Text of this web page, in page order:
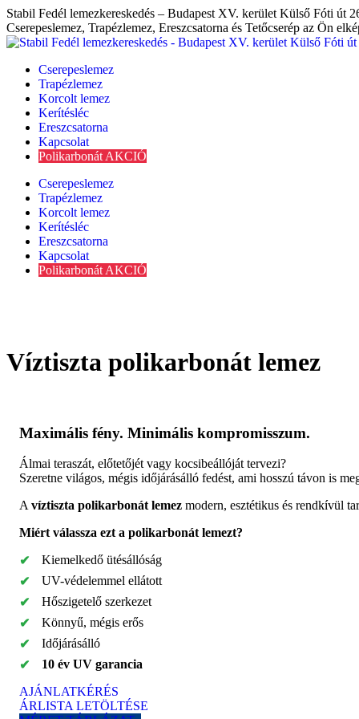
Skip
to
content
Stabil Fedél lemezkereskedés – Budapest XV. kerület Külső Fóti út
Cserepeslemez, Trapézlemez, Ereszcsatorna és Tetőcserép az Ön
Cserepeslemez
Trapézlemez
Korcolt lemez
Kerítésléc
Ereszcsatorna
Kapcsolat
Polikarbonát AKCIÓ
Cserepeslemez
Trapézlemez
Korcolt lemez
Kerítésléc
Ereszcsatorna
Kapcsolat
Polikarbonát AKCIÓ
Víztiszta polikarbonát lemez
Maximális fény. Minimális kompromisszum.
Álmai teraszát, előtetőjét vagy kocsibeállóját tervezi?
Szeretne világos, mégis időjárásálló fedést, ami hosszú távon is
A víztiszta polikarbonát lemez modern, esztétikus és rendkívül
Miért válassza ezt a polikarbonát lemezt?
Kiemelkedő ütésállóság
UV-védelemmel ellátott
Hőszigetelő szerkezet
Könnyű, mégis erős
Időjárásálló
10 év UV garancia
AJÁNLATKÉRÉS
ÁRLISTA LETÖLTÉSE